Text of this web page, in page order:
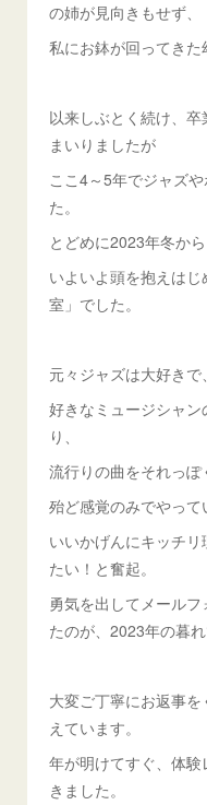
の姉が見向きもせず、
私にお鉢が回ってきた
以来しぶとく続け、
まいりましたが
ここ4～5年でジャズ
た。
とどめに2023年冬か
いよいよ頭を抱えは
室」でした。
元々ジャズは大好き
好きなミュージシャ
り、
流行りの曲をそれっ
殆ど感覚のみでやって
いいかげんにキッチ
たい！と奮起。
勇気を出してメール
たのが、2023年の暮れ
大変ご丁寧にお返事
えています。
年が明けてすぐ、体
きました。